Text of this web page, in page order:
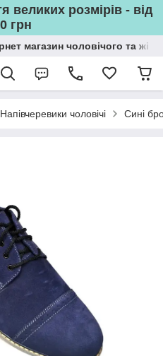
великих розмірів - від
грн
магазин чоловічого та
Напівчеревики чоловічі Сині